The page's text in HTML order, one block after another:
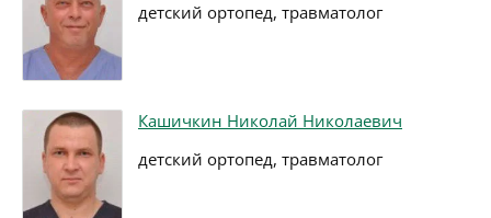
детский ортопед, травматолог
Кашичкин Николай Николаевич
детский ортопед, травматолог